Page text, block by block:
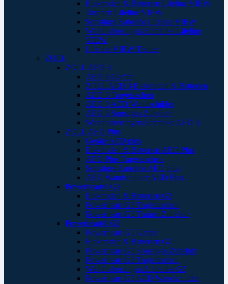
Elektroden & Batterien Lifeline VIEW
Taschen Lifeline VIEW
Sonstiges Zubehör Lifeline VIEW
Wandhalterungen/Schränke Lifeline
VIEW
Lifeline VIEW Trainer
ZOLL
ZOLL AED 3
AED 3 Geräte
ZOLL AED 3 Elektroden & Batterien
AED 3 Tragetaschen
AED 3 AED Wandschilder
AED 3 Sonstiges Zubehör
Wandhalterungen/Schränke AED 3
ZOLL AED Plus
Geräte AED plus
Elektroden & Batterien AED Plus
AED Plus Tragetaschen
Sonstiges Zubehör AED plus
AED Wandschilder AED Plus
Powerheart® G3
Elektroden & Batterien G3
Powerheart G5 Tragetaschen
Powerheart G3 Trainer Zubehör
Powerheart® G5
Powerheart G5 Geräte
Elektroden & Batterien G5
Powerheart G5 Sonstiges Zubehör
Powerheart G5 Tragetaschen
Wandhalterungen/Schränke G5
Powerheart G5 AED Wandschilder